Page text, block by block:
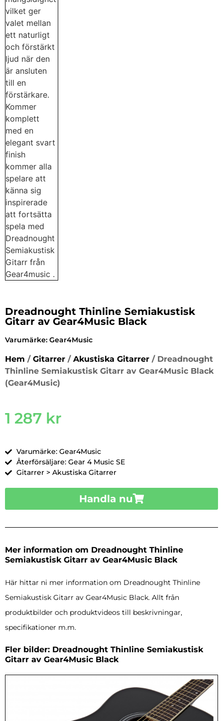
Dreadnought Thinline Semiakustisk
Gitarr av Gear4Music Black
Varumärke: Gear4Music
Hem / Gitarrer / Akustiska Gitarrer / Dreadnought
Thinline Semiakustisk Gitarr av Gear4Music Black
(Gear4Music)
1 287 kr
Varumärke: Gear4Music
Återförsäljare: Gear 4 Music SE
Gitarrer > Akustiska Gitarrer
Handla nu
Mer information om Dreadnought Thinline
Semiakustisk Gitarr av Gear4Music Black
Här hittar ni mer information om Dreadnought Thinline
Semiakustisk Gitarr av Gear4Music Black. Allt från
produktbilder och produktvideos till beskrivningar,
specifikationer m.m.
Fler bilder: Dreadnought Thinline Semiakustisk
Gitarr av Gear4Music Black